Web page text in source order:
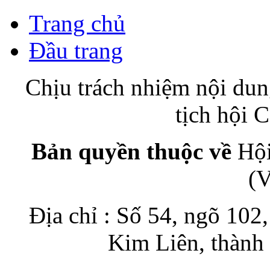
Trang chủ
Đầu trang
Chịu trách nhiệm nội
tịch hội
Bản quyền thuộc về
Địa chỉ : Số 54, ngõ
Kim Liên,